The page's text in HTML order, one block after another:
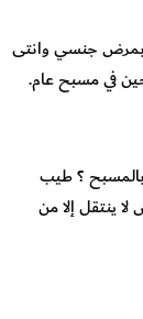
بمرض جنسي وانتى
في مسبح عام.
؟ طيب
ينتقل إلا من